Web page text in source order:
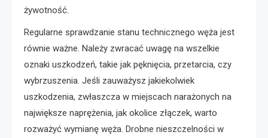
żywotność.
Regularne sprawdzanie stanu technicznego węża jest
równie ważne. Należy zwracać uwagę na wszelkie
oznaki uszkodzeń, takie jak pęknięcia, przetarcia, czy
wybrzuszenia. Jeśli zauważysz jakiekolwiek
uszkodzenia, zwłaszcza w miejscach narażonych na
największe naprężenia, jak okolice złączek, warto
rozważyć wymianę węża. Drobne nieszczelności w